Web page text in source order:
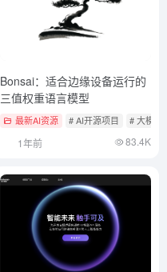
Bonsai：适合边缘设备运行的
三值权重语言模型
最新AI资源 # AI开源项目 # 大模型
1年前 83.4K